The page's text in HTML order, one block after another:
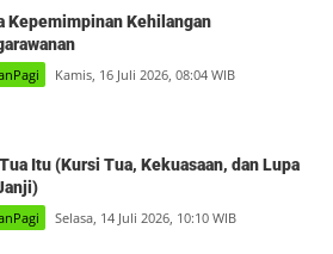
Kepemimpinan Kehilangan
Kamis, 16 Juli 2026, 08:04 WIB
Itu (Kursi Tua, Kekuasaan, dan Lupa
Selasa, 14 Juli 2026, 10:10 WIB